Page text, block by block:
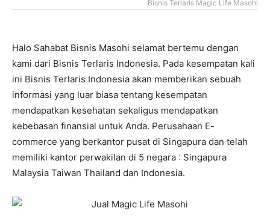
Bisnis Terlaris Magic Life Masohi
Halo Sahabat Bisnis Masohi selamat bertemu dengan
kami dari Bisnis Terlaris Indonesia. Pada kesempatan kali
ini Bisnis Terlaris Indonesia akan memberikan sebuah
informasi yang luar biasa tentang kesempatan
mendapatkan kesehatan sekaligus mendapatkan
kebebasan finansial untuk Anda. Perusahaan E-
commerce yang berkantor pusat di Singapura dan telah
memiliki kantor perwakilan di 5 negara : Singapura
Malaysia Taiwan Thailand dan Indonesia.